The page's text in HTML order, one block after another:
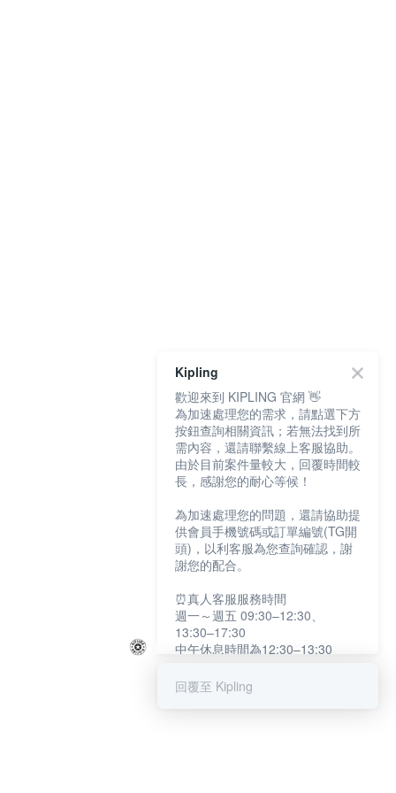
Kipling
歡迎來到 KIPLING 官網 👋
為加速處理您的需求，請點選下方
按鈕查詢相關資訊；若無法找到所
需內容，還請聯繫線上客服協助。
由於目前案件量較大，回覆時間較
長，感謝您的耐心等候！
為加速處理您的問題，還請協助提
供會員手機號碼或訂單編號(TG開
頭)，以利客服為您查詢確認，謝
謝您的配合。
⏰真人客服服務時間
週一～週五 09:30–12:30、
13:30–17:30
中午休息時間為12:30–13:30
提醒您：系統會自動已讀訊息，如
回覆至 Kipling